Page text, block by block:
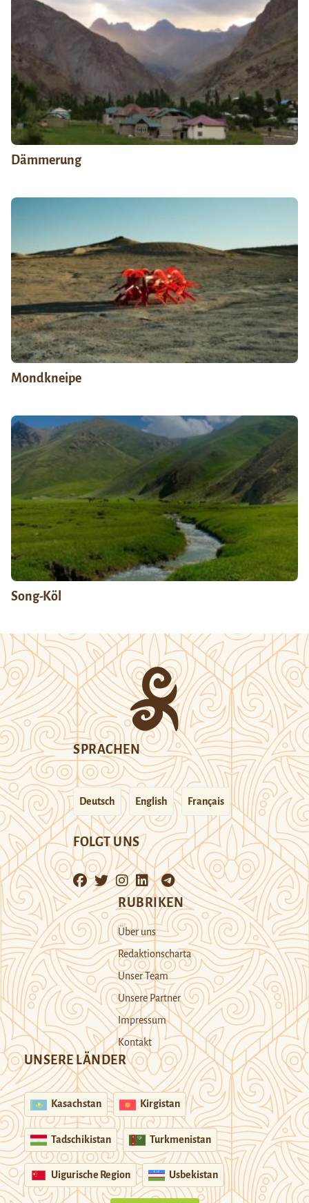
Dämmerung
Mondkneipe
Song-Köl
SPRACHEN
Deutsch English Français
FOLGT UNS
RUBRIKEN
Über uns
Redaktionscharta
Unser Team
Unsere Partner
Impressum
Kontakt
UNSERE LÄNDER
Kasachstan Kirgistan
Tadschikistan Turkmenistan
Uigurische Region Usbekistan